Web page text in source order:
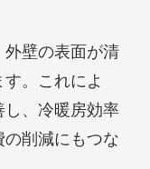
壁の表面が清
。これによ
し、冷暖房効率
削減にもつな